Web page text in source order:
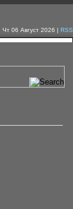
Чт 06 Август 2026 | RSS